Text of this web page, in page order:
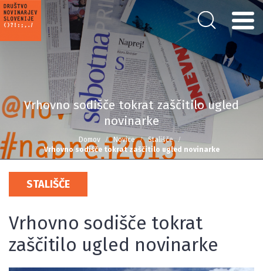
Vrhovno sodišče tokrat zaščitilo ugled
novinarke
Domov Novice
Stališče
Vrhovno sodišče tokrat zaščitilo ugled novinarke
STALIŠČE
Vrhovno sodišče tokrat
zaščitilo ugled novinarke